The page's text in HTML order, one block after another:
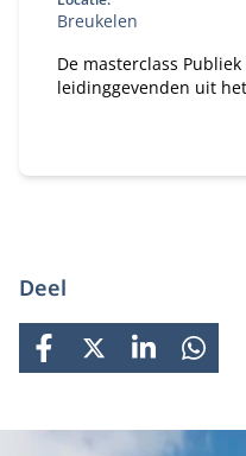
Breukelen
De masterclass
leidinggevenden uit
Deel
FACEBOOK
X LINKEDIN